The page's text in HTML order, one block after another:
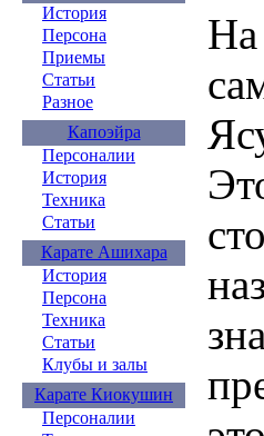
История
Персона
Приемы
Статьи
Разное
Капоэйра
Персоналии
История
Техника
Статьи
Карате Ашихара
История
Персона
Техника
Статьи
Клубы и залы
Карате Киокушин
Персоналии